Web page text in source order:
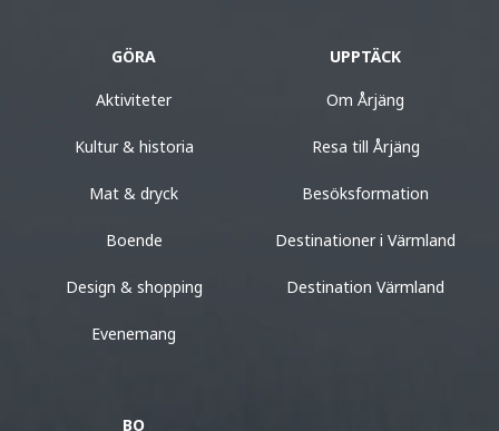
GÖRA
Aktiviteter
Kultur & historia
Mat & dryck
Boende
Design & shopping
Evenemang
UPPTÄCK
Om Årjäng
Resa till Årjäng
Besöksformation
Destinationer i Värmland
Destination Värmland
BO